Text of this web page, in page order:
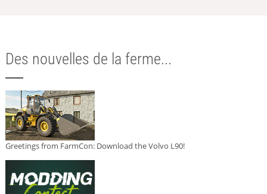
Des nouvelles de la ferme...
Greetings from FarmCon: Download the Volvo L90!